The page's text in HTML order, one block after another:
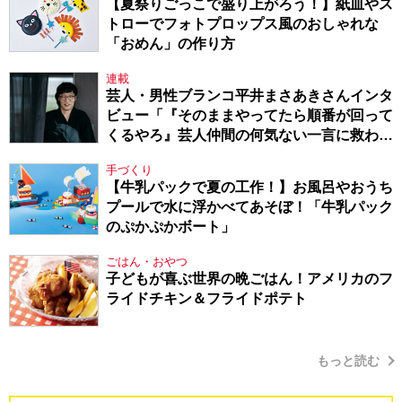
【夏祭りごっこで盛り上がろう！】紙皿やス
トローでフォトプロップス風のおしゃれな
「おめん」の作り方
連載
芸人・男性ブランコ平井まさあきさんインタ
ビュー「『そのままやってたら順番が回って
くるやろ』芸人仲間の何気ない一言に救われ
手づくり
【牛乳パックで夏の工作！】お風呂やおうち
プールで水に浮かべてあそぼ！「牛乳パック
のぷかぷかボート」
ごはん・おやつ
子どもが喜ぶ世界の晩ごはん！アメリカのフ
ライドチキン＆フライドポテト
もっと読む